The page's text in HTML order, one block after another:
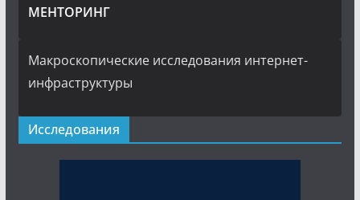
МЕНТОРИНГ
Макроскопические исследования интернет-
инфраструктуры
Исследования